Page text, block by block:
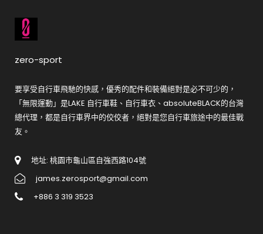
zero-sport
要享受自行車飛馳的快感，優秀的配件和裝備絕對是必不可少的，
「無限運動」是LAKE 自行車鞋、自行車衣、absoluteBLACK的台灣
總代理，都是自行車界中的佼佼者，絕對是您自行車旅途中的最佳戰
友。
地址: 桃園市龜山區自強西路104號
james.zerosport@gmail.com
+886 3 319 3523